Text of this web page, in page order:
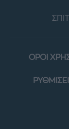
ΣΠΙΤΙ
ΟΡΟΙ